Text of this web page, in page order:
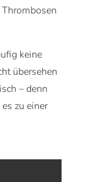
keine
übersehen
– denn
zu einer